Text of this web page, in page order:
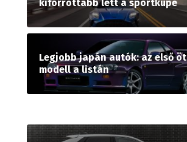
kiforrottabb lett a sportkupé
Legjobb japán autók: az első öt
modell a listán